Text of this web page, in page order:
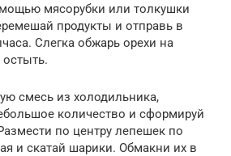
мясорубки или толкушки
продукты и отправь в
Слегка обжарь орехи на
смесь из холодильника,
количество и сформируй
по центру лепешек по
и скатай шарики. Обмакни их в